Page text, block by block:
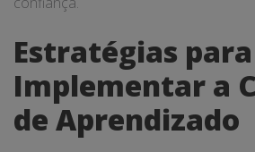
Estratégias para
Implementar a
de Aprendizado